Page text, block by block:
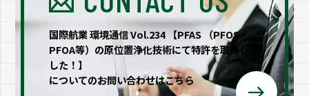
国際航業 環境通信 Vol.234 【PFAS （PFOS・
PFOA等）の原位置浄化技術にて特許を取得しま
した！】
についてのお問い合わせはこちら